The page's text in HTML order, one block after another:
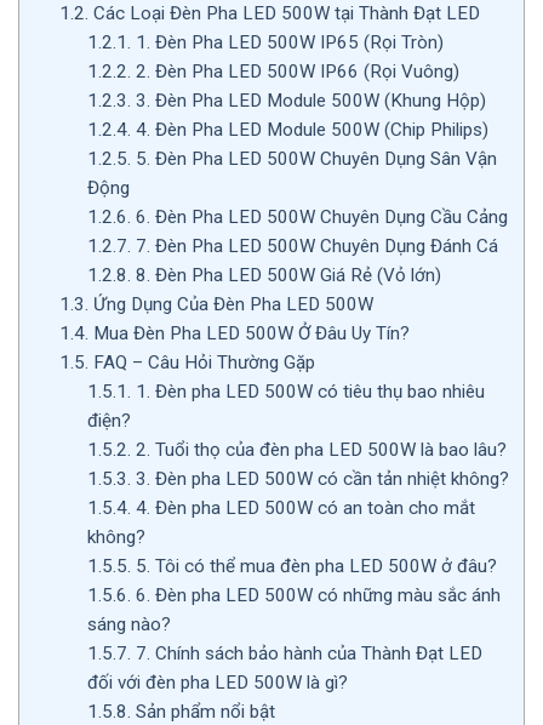
1.2. Các Loại Đèn Pha LED 500W tại Thành Đạt LED
1.2.1. 1. Đèn Pha LED 500W IP65 (Rọi Tròn)
1.2.2. 2. Đèn Pha LED 500W IP66 (Rọi Vuông)
1.2.3. 3. Đèn Pha LED Module 500W (Khung Hộp)
1.2.4. 4. Đèn Pha LED Module 500W (Chip Philips)
1.2.5. 5. Đèn Pha LED 500W Chuyên Dụng Sân Vận
Động
1.2.6. 6. Đèn Pha LED 500W Chuyên Dụng Cầu Cảng
1.2.7. 7. Đèn Pha LED 500W Chuyên Dụng Đánh Cá
1.2.8. 8. Đèn Pha LED 500W Giá Rẻ (Vỏ lớn)
1.3. Ứng Dụng Của Đèn Pha LED 500W
1.4. Mua Đèn Pha LED 500W Ở Đâu Uy Tín?
1.5. FAQ – Câu Hỏi Thường Gặp
1.5.1. 1. Đèn pha LED 500W có tiêu thụ bao nhiêu
điện?
1.5.2. 2. Tuổi thọ của đèn pha LED 500W là bao lâu?
1.5.3. 3. Đèn pha LED 500W có cần tản nhiệt không?
1.5.4. 4. Đèn pha LED 500W có an toàn cho mắt
không?
1.5.5. 5. Tôi có thể mua đèn pha LED 500W ở đâu?
1.5.6. 6. Đèn pha LED 500W có những màu sắc ánh
sáng nào?
1.5.7. 7. Chính sách bảo hành của Thành Đạt LED
đối với đèn pha LED 500W là gì?
1.5.8. Sản phẩm nổi bật